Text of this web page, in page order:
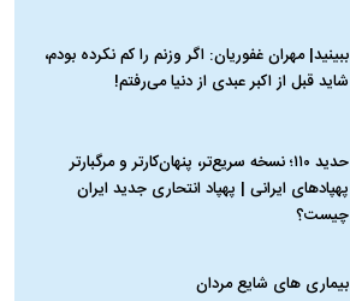
ببینید| مهران غفوریان: اگر وزنم را کم نکرده بودم،
شاید قبل از اکبر عبدی از دنیا می‌رفتم!
حدید ۱۱۰؛ نسخه سریع‌تر، پنهان‌کارتر و مرگبارتر
پهپادهای ایرانی | پهپاد انتحاری جدید ایران
چیست؟
بیماری‌ های شایع مردان